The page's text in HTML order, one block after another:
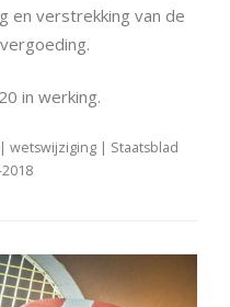
en verstrekking van de
in werking.
wetswijziging | Staatsblad